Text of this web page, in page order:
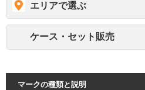
エリアで選ぶ
ケース・セット販売
マークの種類と説明